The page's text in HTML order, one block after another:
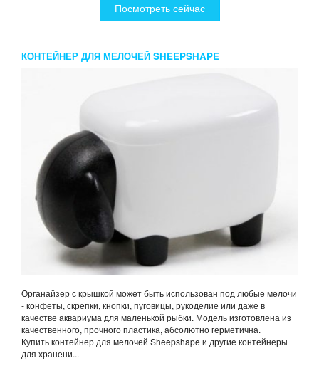
Посмотреть сейчас
КОНТЕЙНЕР ДЛЯ МЕЛОЧЕЙ SHEEPSHAPE
Органайзер с крышкой может быть использован под любые мелочи
- конфеты, скрепки, кнопки, пуговицы, рукоделие или даже в
качестве аквариума для маленькой рыбки. Модель изготовлена из
качественного, прочного пластика, абсолютно герметична.
Купить контейнер для мелочей Sheepshape и другие контейнеры
для хранени...